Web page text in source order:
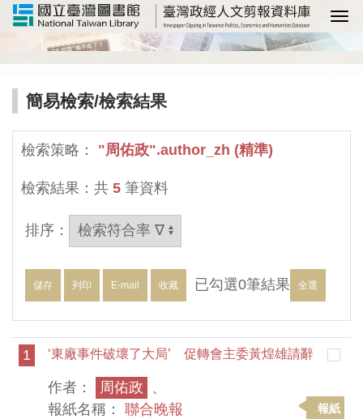
選
簡易檢索/檢索結果
檢索策略： "周佑政".author_zh (精準)
檢索結果：共 5 筆資料
排序：
儲存 列印 E-mail 收藏 已勾選0筆結果 全選
1 ‘東廠事件破壞了大局’ 促轉會主委黃煌雄請辭
作者： 周佑政
、
報紙名稱： 聯合晚報 報紙